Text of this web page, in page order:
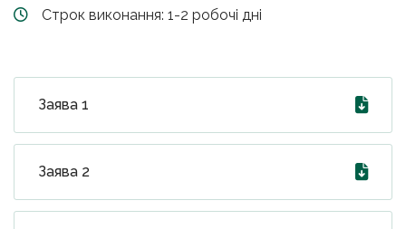
Строк виконання: 1-2 робочі дні
Заява 1
Заява 2